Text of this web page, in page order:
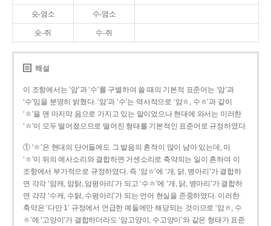
숫-염소 수-염소
숫-쥐 수-쥐
해설
이 조항에서는 ‘암’과 ‘수’를 구별하여 쓸 때의 기본적 표준어는 ‘암’과
‘수’임을 분명히 밝혔다. ‘암’과 ‘수’는 역사적으로 ‘암ㅎ, 수ㅎ’과 같이
‘ㅎ’을 맨 마지막 음으로 가지고 있는 말이었으나 현대에 와서는 이러한
‘ㅎ’이 모두 떨어졌으므로 떨어진 형태를 기본적인 표준어로 규정하였다.
① ‘ㅎ’은 현대의 단어들에도 그 발음의 흔적이 많이 남아 있는데, 이
‘ㅎ’이 뒤의 예사소리와 결합하면 거센소리로 축약되는 일이 흔하여 이
조항에서 부가적으로 규정하였다. 즉 ‘암ㅎ’에 ‘개, 닭, 병아리’가 결합하
면 각각 ‘암캐, 암탉, 암평아리’가 되고 ‘수ㅎ’에 ‘개, 닭, 병아리’가 결합하
면 각각 ‘수캐, 수탉, 수평아리’가 되는 언어 현실을 존중하였다. 이러한
축약은 ‘다만 1’ 규정에서 언급한 예들에만 해당되는 것이므로 ‘암ㅎ, 수
ㅎ’에 ‘고양이’가 결합하더라도 ‘암고양이, 수고양이’와 같은 형태가 표준